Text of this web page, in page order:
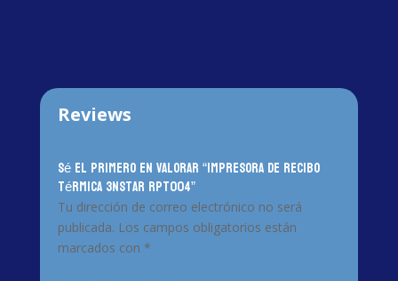
Reviews
Sé el primero en valorar “Impresora de Recibo
Térmica 3nStar RPT004”
Tu dirección de correo electrónico no será
publicada. Los campos obligatorios están
marcados con *